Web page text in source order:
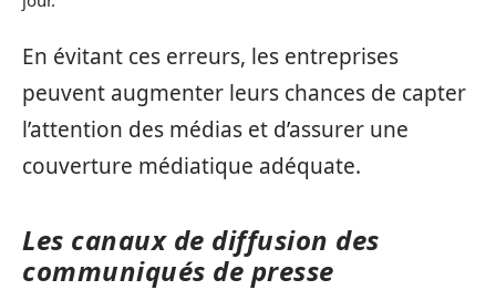
En évitant ces erreurs, les entreprises
peuvent augmenter leurs chances de capter
l’attention des médias et d’assurer une
couverture médiatique adéquate.
Les canaux de diffusion des
communiqués de presse